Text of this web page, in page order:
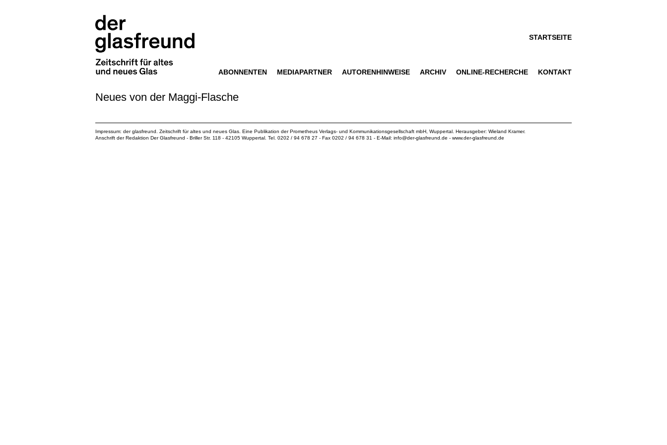
STARTSEITE
ABONNENTEN MEDIAPARTNER AUTORENHINWEISE ARCHIV ONLINE-RECHERCHE KONTAKT
Neues von der Maggi-Flasche
Impressum: der glasfreund. Zeitschrift für altes und neues Glas. Eine Publikation derPrometheus Verlags- und Kommunikationsgesellschaft mbH , Wuppertal. Herausgeber: Wieland Kramer.
Anschrift der Redaktion Der Glasfreund - Briller Str. 118 - 42105 Wuppertal. Tel. 0202 / 94 678 27 - Fax 0202 / 94 678 31 - E-Mail: info@der-glasfreund.de - www.der-glasfreund.de